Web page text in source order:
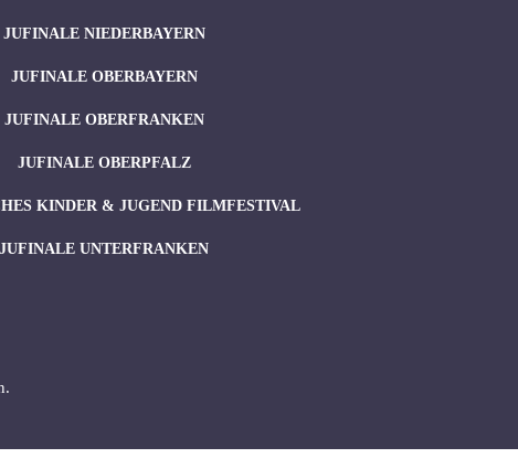
JUFINALE NIEDERBAYERN
JUFINALE OBERBAYERN
JUFINALE OBERFRANKEN
JUFINALE OBERPFALZ
KINDER & JUGEND FILMFESTIVAL
JUFINALE UNTERFRANKEN